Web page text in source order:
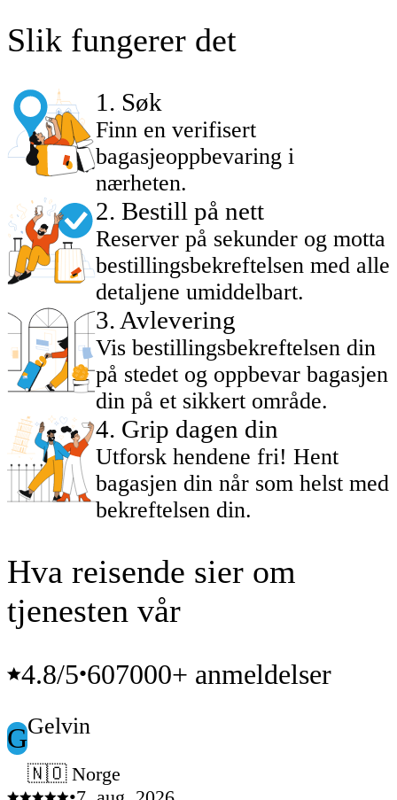
Slik fungerer det
1 . Søk
Finn en verifisert
bagasjeoppbevaring i
nærheten.
2. Bestill på nett
Reserver på sekunder og motta
bestillingsbekreftelsen med alle
detaljene umiddelbart.
3. Avlevering
Vis bestillingsbekreftelsen din
på stedet og oppbevar bagasjen
din på et sikkert område.
4. Grip dagen din
Utforsk hendene fri! Hent
bagasjen din når som helst med
bekreftelsen din.
Hva reisende sier om
tjenesten vår
4.8/5•607000+ anmeldelser
GGelvin
🇳🇴 Norge